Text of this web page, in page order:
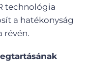
technológia
a hatékonyság
révén.